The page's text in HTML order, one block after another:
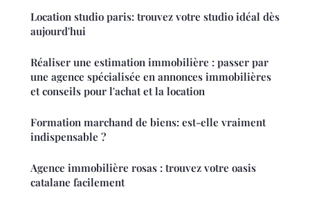
Location studio paris: trouvez votre studio idéal dès
aujourd'hui
Réaliser une estimation immobilière : passer par
une agence spécialisée en annonces immobilières
et conseils pour l'achat et la location
Formation marchand de biens: est-elle vraiment
indispensable ?
Agence immobilière rosas : trouvez votre oasis
catalane facilement